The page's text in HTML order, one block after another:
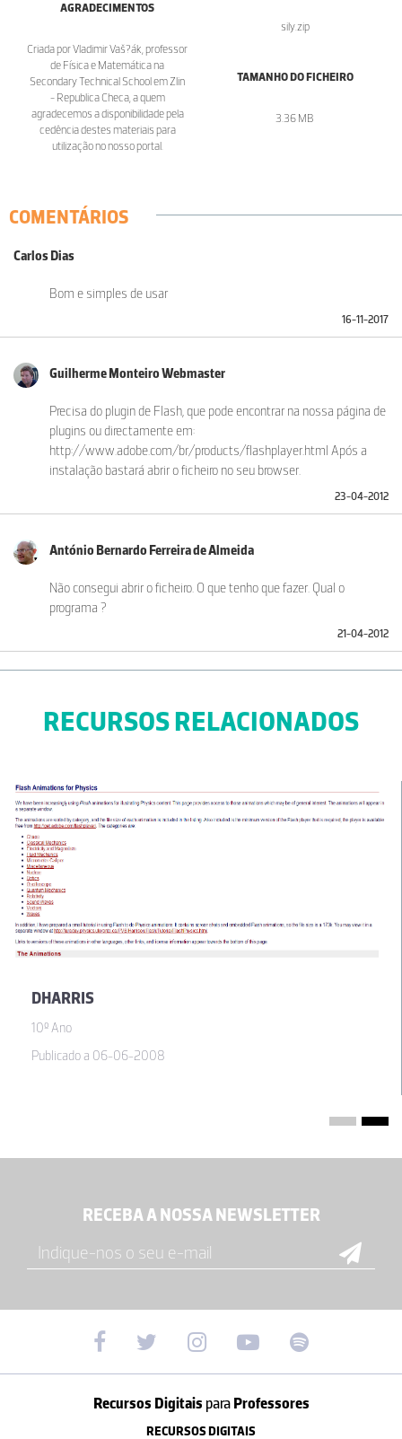
AGRADECIMENTOS
Criada por Vladimir Vaš?ák, professor
de Física e Matemática na
Secondary Technical School em Zlin
- Republica Checa, a quem
agradecemos a disponibilidade pela
cedência destes materiais para
utilização no nosso portal.
sily.zip
TAMANHO DO FICHEIRO
3.36 MB
COMENTÁRIOS
Carlos Dias
Bom e simples de usar
16-11-2017
Guilherme Monteiro Webmaster
Precisa do plugin de Flash, que pode encontrar na nossa página de
plugins ou directamente em:
http://www.adobe.com/br/products/flashplayer.html Após a
instalação bastará abrir o ficheiro no seu browser.
23-04-2012
António Bernardo Ferreira de Almeida
Não consegui abrir o ficheiro. O que tenho que fazer. Qual o
programa ?
21-04-2012
RECURSOS RELACIONADOS
DHARRIS
10º Ano
Publicado a 06-06-2008
RECEBA A NOSSA NEWSLETTER
Recursos Digitais paraProfessores
RECURSOS DIGITAIS